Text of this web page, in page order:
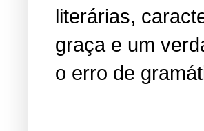
literárias,
graça e um
o erro de